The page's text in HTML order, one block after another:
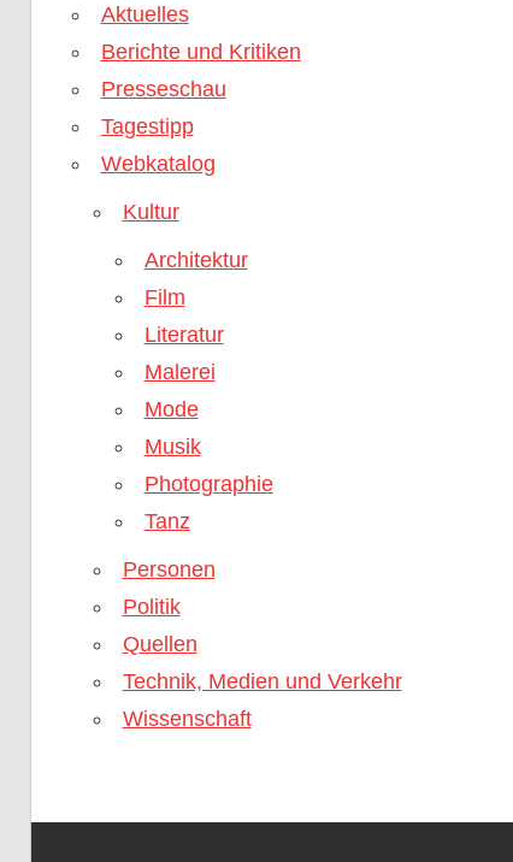
Aktuelles
Berichte und Kritiken
Presseschau
Tagestipp
Webkatalog
Kultur
Architektur
Film
Literatur
Malerei
Mode
Musik
Photographie
Tanz
Personen
Politik
Quellen
Technik, Medien und Verkehr
Wissenschaft